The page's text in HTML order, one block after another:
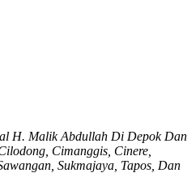
H. Malik Abdullah Di Depok Dan
Cimanggis, Cinere,
Sukmajaya, Tapos, Dan